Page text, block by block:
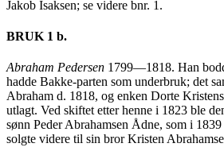
Jakob Isaksen; se videre bnr. 1.
BRUK 1 b.
Abraham Pedersen 1799—1818. Han
hadde Bakke-parten som underbruk; det
Abraham d. 1818, og enken Dorte
utlagt. Ved skiftet etter henne i 1823 ble
sønn Peder Abrahamsen Ådne, som i
solgte videre til sin bror Kristen